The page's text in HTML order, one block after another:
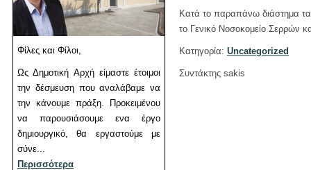
Φίλες και Φίλοι,
Ως Δημοτική Αρχή είμαστε έτοιμοι
την δέσμευση που αναλάβαμε να
την κάνουμε πράξη. Προκειμένου
να παρουσιάσουμε ενα έργο
δημιουργικό, θα εργαστούμε με
σύνε...
Περισσότερα
Κατά το παραπάνω διάστημα τα
το Γενικό Νοσοκομείο Σερρών
Κατηγορία: Uncategorized
Συντάκτης sakis